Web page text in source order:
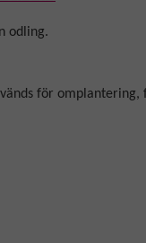
odling.
för